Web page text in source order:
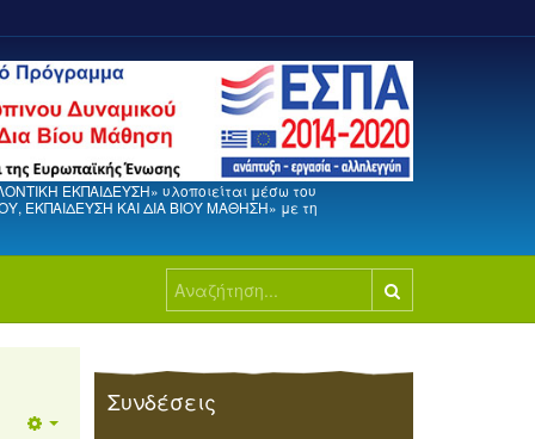
ΕΚΠΑΙΔΕΥΣΗ» υλοποιείται μέσω του
ΕΚΠΑΙΔΕΥΣΗ ΚΑΙ ΔΙΑ ΒΙΟΥ ΜΑΘΗΣΗ» με τη
Αναζήτηση...
Συνδέσεις